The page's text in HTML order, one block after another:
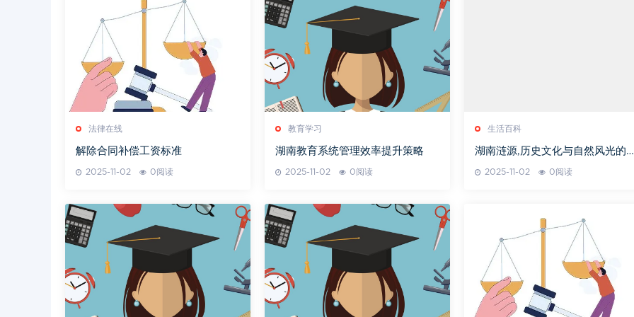
法律在线
解除合同补偿工资标准
2025-11-02 0阅读
教育学习
湖南教育系统管理效率提升策略
2025-11-02 0阅读
生活百科
湖南涟源,历史文化与自然风光的
美融合-全方位解析
2025-11-02 0阅读